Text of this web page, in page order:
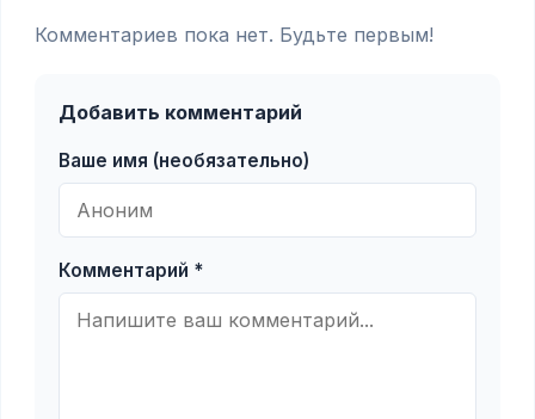
Комментариев пока нет. Будьте первым!
Добавить комментарий
Ваше имя (необязательно)
Комментарий *